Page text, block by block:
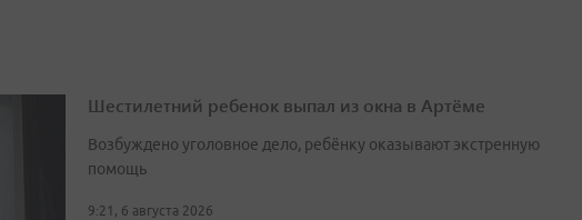
Шестилетний ребенок выпал из окна в Артёме
Возбуждено уголовное дело, ребёнку оказывают экстренную
помощь
9:21, 6 августа 2026